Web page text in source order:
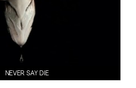
NEVER SAY DIE